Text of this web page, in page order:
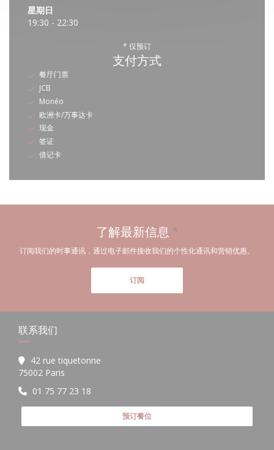
星期日
19:30 - 22:30
* 仅预订
支付方式
餐厅门票
JCB
Monéo
欧洲卡/万事达卡
现金
签证
借记卡
了解最新信息 *
订阅我们的时事通讯，通过电子邮件接收我们的个性化通讯和营销优惠。
订阅
联系我们
42 rue tiquetonne
75002 Paris
01 75 77 23 18
预订餐位